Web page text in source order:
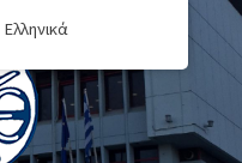
Ελληνικά